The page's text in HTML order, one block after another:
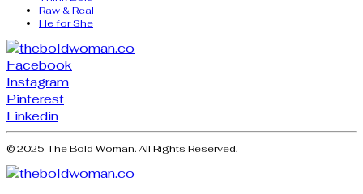
Raw & Real
He for She
Facebook
Instagram
Pinterest
Linkedin
© 2025 The Bold Woman. All Rights Reserved.